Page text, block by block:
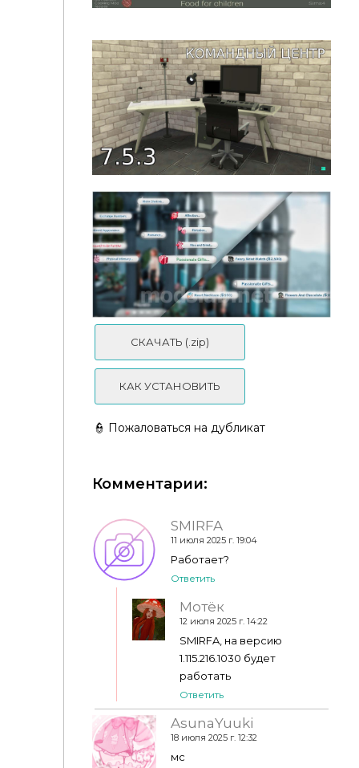
Чтение в кровати от simkatu
Детская еда от Somik&Severinka
Командный центр мод v 7.5.3 "МС Command
Center"
Новая система подарков в отношениях
СКАЧАТЬ (.zip)
КАК УСТАНОВИТЬ
👮 Пожаловаться на дубликат
Комментарии:
SMIRFA
11 июля 2025 г. 19:04
Работает?
Ответить
Мотёк
12 июля 2025 г. 14:22
SMIRFA, на версию
1.115.216.1030 будет
работать
Ответить
AsunaYuuki
18 июля 2025 г. 12:32
мс